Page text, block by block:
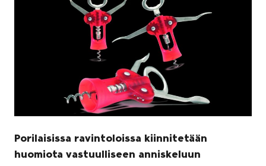
Porilaisissa ravintoloissa kiinnitetään
huomiota vastuulliseen anniskeluun